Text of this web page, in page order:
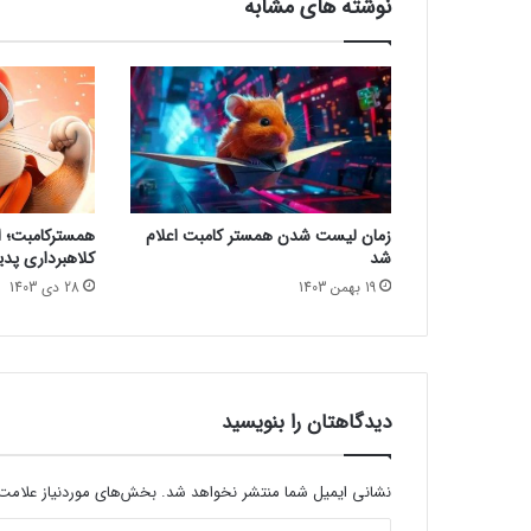
م
ی
ک
ب
ا
ز
ی
S
p
l
i
n
e
e
l
ر
ا
نوشته های مشابه
زمان لیست شدن همستر کامبت اعلام
شد
19 بهمن 1403
همسترکامبت؛
کلاهبرداری
28 دی 1403
دیدگاهتان را بنویسید
نشانی ایمیل شما منتشر نخواهد شد. بخش‌های موردنیاز